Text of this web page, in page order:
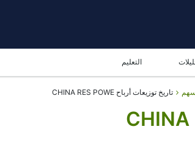
التعليم
تاريخ توزيعات أرباح CHINA RES POWE